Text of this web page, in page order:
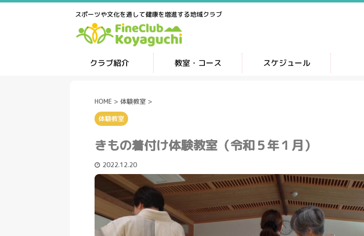
スポーツや文化を通して健康を増進する地域クラブ
クラブ紹介 教室・コース スケジュール
HOME > 体験教室 >
体験教室
きもの着付け体験教室（令和５年１月）
2022.12.20